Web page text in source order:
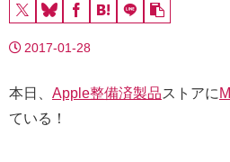
2017-01-28
本日、 Apple整備済製品ストアに
ている！